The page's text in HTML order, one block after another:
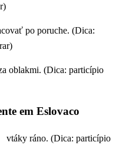
po poruche. (Dica:
oblakmi. (Dica: particípio
em Eslovaco
vtáky ráno. (Dica: particípio